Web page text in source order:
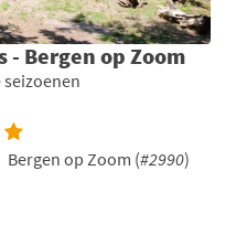
Bergen op Zoom
Bergen op Zoom (#2990)